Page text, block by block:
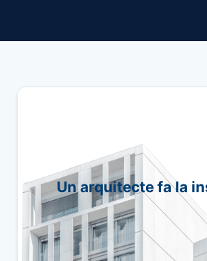
Un arquitecte fa la
El nostre equip d'arquitectes
detall de l'habitatge per
informe complet.